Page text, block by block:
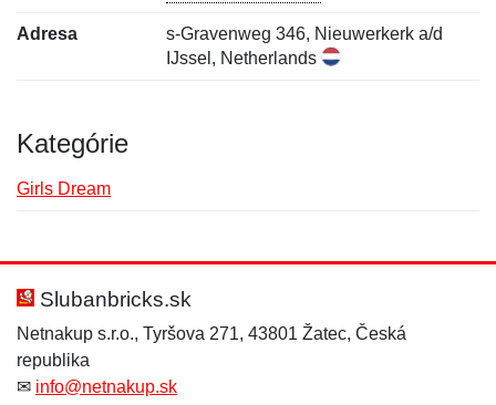
Adresa
s-Gravenweg 346, Nieuwerkerk a/d
IJssel, Netherlands
Kategórie
Girls Dream
Hodnotenie:
Meno:*
Meno:
E-mail:*
Slubanbricks.sk
Netnakup s.r.o., Tyršova 271, 43801 Žatec, Česká
republika
✉ info@netnakup.sk